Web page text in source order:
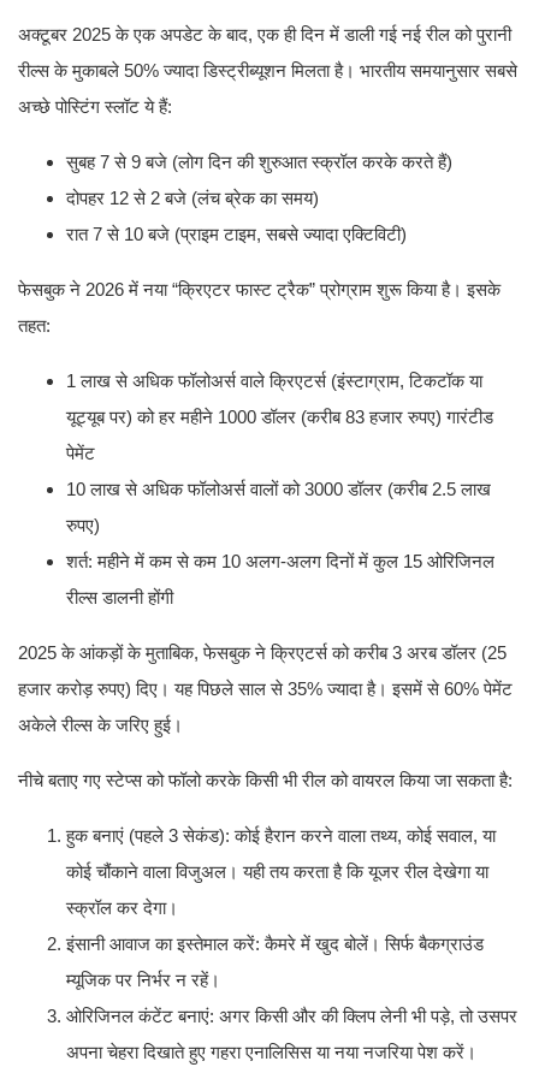
अक्टूबर 2025 के एक अपडेट के बाद, एक ही दिन में डाली गई नई रील को पुरानी
रील्स के मुकाबले 50% ज्यादा डिस्ट्रीब्यूशन मिलता है। भारतीय समयानुसार सबसे
अच्छे पोस्टिंग स्लॉट ये हैं:
सुबह 7 से 9 बजे (लोग दिन की शुरुआत स्क्रॉल करके करते हैं)
दोपहर 12 से 2 बजे (लंच ब्रेक का समय)
रात 7 से 10 बजे (प्राइम टाइम, सबसे ज्यादा एक्टिविटी)
फेसबुक ने 2026 में नया “क्रिएटर फास्ट ट्रैक” प्रोग्राम शुरू किया है। इसके
तहत:
1 लाख से अधिक फॉलोअर्स वाले क्रिएटर्स (इंस्टाग्राम, टिकटॉक या
यूट्यूब पर) को हर महीने 1000 डॉलर (करीब 83 हजार रुपए) गारंटीड
पेमेंट
10 लाख से अधिक फॉलोअर्स वालों को 3000 डॉलर (करीब 2.5 लाख
रुपए)
शर्त: महीने में कम से कम 10 अलग-अलग दिनों में कुल 15 ओरिजिनल
रील्स डालनी होंगी
2025 के आंकड़ों के मुताबिक, फेसबुक ने क्रिएटर्स को करीब 3 अरब डॉलर (25
हजार करोड़ रुपए) दिए। यह पिछले साल से 35% ज्यादा है। इसमें से 60% पेमेंट
अकेले रील्स के जरिए हुई।
नीचे बताए गए स्टेप्स को फॉलो करके किसी भी रील को वायरल किया जा सकता है:
हुक बनाएं (पहले 3 सेकंड): कोई हैरान करने वाला तथ्य, कोई सवाल, या
कोई चौंकाने वाला विजुअल। यही तय करता है कि यूजर रील देखेगा या
स्क्रॉल कर देगा।
इंसानी आवाज का इस्तेमाल करें: कैमरे में खुद बोलें। सिर्फ बैकग्राउंड
म्यूजिक पर निर्भर न रहें।
ओरिजिनल कंटेंट बनाएं: अगर किसी और की क्लिप लेनी भी पड़े, तो उसपर
अपना चेहरा दिखाते हुए गहरा एनालिसिस या नया नजरिया पेश करें।